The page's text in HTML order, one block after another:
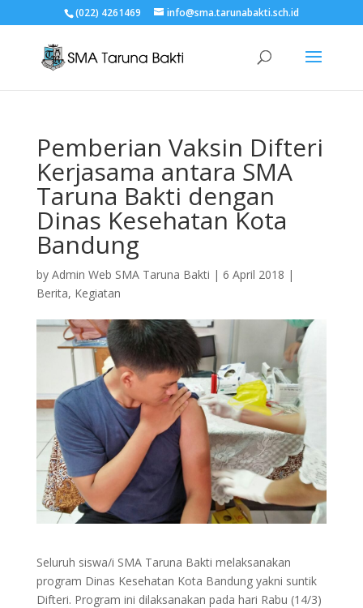
(022) 4261469 info@sma.tarunabakti.sch.id
Pemberian Vaksin Difteri
Kerjasama antara SMA
Taruna Bakti dengan
Dinas Kesehatan Kota
Bandung
by Admin Web SMA Taruna Bakti | 6 April 2018 |
Berita, Kegiatan
Seluruh siswa/i SMA Taruna Bakti melaksanakan
program Dinas Kesehatan Kota Bandung yakni suntik
Difteri. Program ini dilaksanakan pada hari Rabu (14/3)